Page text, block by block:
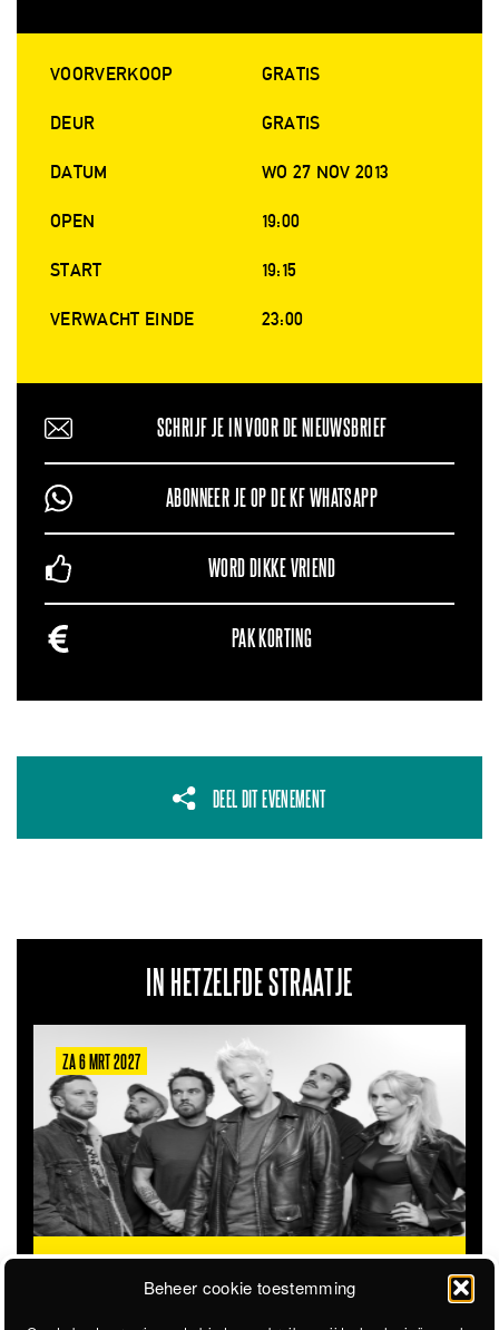
Beheer cookie toestemming
VOORVERKOOP GRATIS
DEUR GRATIS
DATUM WO 27 NOV 2013
OPEN 19:00
START 19:15
VERWACHT EINDE 23:00
SCHRIJF JE IN VOOR DE NIEUWSBRIEF
ABONNEER JE OP DE KF WHATSAPP
WORD DIKKE VRIEND
PAK KORTING
DEEL DIT EVENEMENT
IN HETZELFDE STRAATJE
ZA 6 MRT 2027